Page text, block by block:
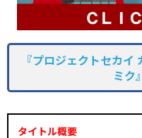
『プロジェクトセカ
ミク
タイトル概要